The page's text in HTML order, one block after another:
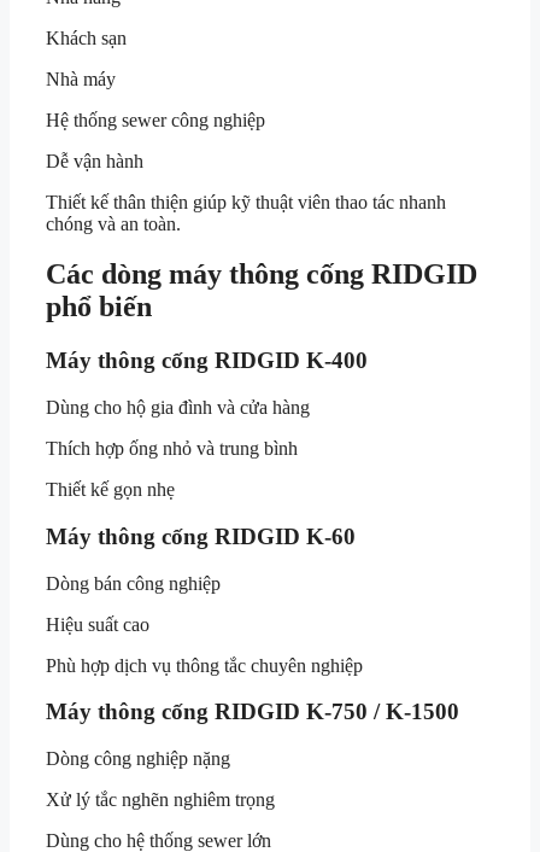
Khách sạn
Nhà máy
Hệ thống sewer công nghiệp
Dễ vận hành
Thiết kế thân thiện giúp kỹ thuật viên thao tác nhanh
chóng và an toàn.
Các dòng máy thông cống RIDGID
phổ biến
Máy thông cống RIDGID K-400
Dùng cho hộ gia đình và cửa hàng
Thích hợp ống nhỏ và trung bình
Thiết kế gọn nhẹ
Máy thông cống RIDGID K-60
Dòng bán công nghiệp
Hiệu suất cao
Phù hợp dịch vụ thông tắc chuyên nghiệp
Máy thông cống RIDGID K-750 / K-1500
Dòng công nghiệp nặng
Xử lý tắc nghẽn nghiêm trọng
Dùng cho hệ thống sewer lớn